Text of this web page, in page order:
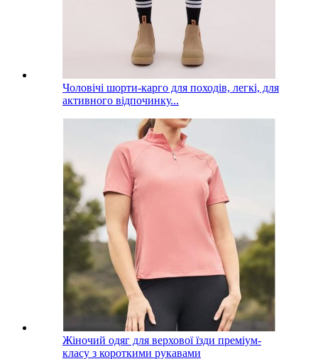
Чоловічі шорти-карго для походів, легкі, для
активного відпочинку...
Жіночий одяг для верхової їзди преміум-
класу з короткими рукавами